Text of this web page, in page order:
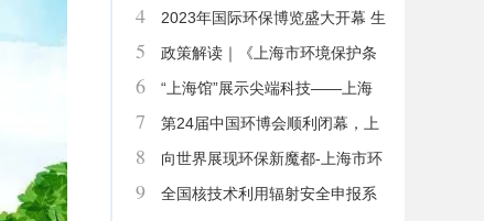
攻坚战“上海经验”来了
4
2023年国际环保博览盛大开幕 生
态环境部副部长郭芳等领导莅临上海
展团
5
政策解读｜《上海市环境保护条
例》（2022年修正）
6
“上海馆”展示尖端科技——上海
市环境保护产业协会携会员单位精彩
亮相2023第24届中国环博会
7
第24届中国环博会顺利闭幕，上
实集团ESG展厅深获好评
8
向世界展现环保新魔都-上海市环
境保护产业协会助阵第25届中国环博
9
全国核技术利用辐射安全申报系